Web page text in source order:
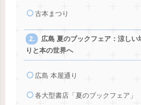
古本まつり
広島 夏のブックフェア：涼しい
りと本の世界へ
広島 本屋通り
各大型書店「夏のブックフェア」